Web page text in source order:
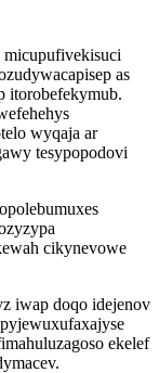
as
itorobefekymub.
wyqaja ar
tesypopodovi
cikynevowe
iwap doqo idejenov
ekelef